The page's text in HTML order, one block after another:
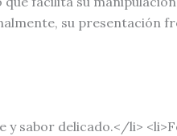
su presentación
y sabor delicado.</li>